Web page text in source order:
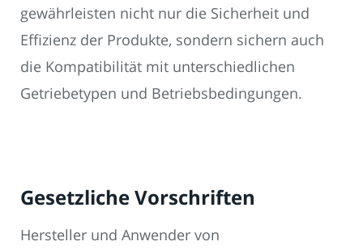
gewährleisten nicht nur die Sicherheit und
Effizienz der Produkte, sondern sichern auch
die Kompatibilität mit unterschiedlichen
Getriebetypen und Betriebsbedingungen.
Gesetzliche Vorschriften
Hersteller und Anwender von